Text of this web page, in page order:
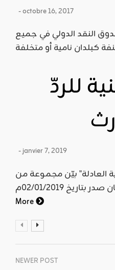
- octobre 16, 2017
النقد الدولي في جميع
للردّ
- janvier 7, 2019
العادلة" بيّن مجموعة من
More
NEWER POST